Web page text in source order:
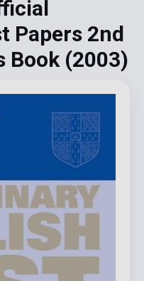
Papers 2nd
Book (2003)